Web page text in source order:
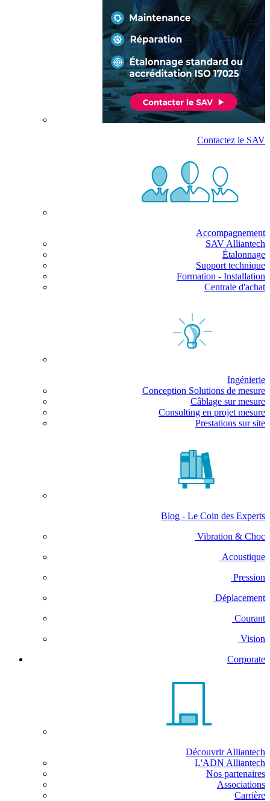
Contactez le SAV
Accompagnement
SAV Alliantech
Étalonnage
Support technique
Formation - Installation
Centrale d'achat
Ingénierie
Conception Solutions de mesure
Câblage sur mesure
Consulting en projet mesure
Prestations sur site
Blog - Le Coin des Experts
Vibration & Choc
Acoustique
Pression
Déplacement
Courant
Vision
Corporate
Découvrir Alliantech
L'ADN Alliantech
Nos partenaires
Associations
Carrière